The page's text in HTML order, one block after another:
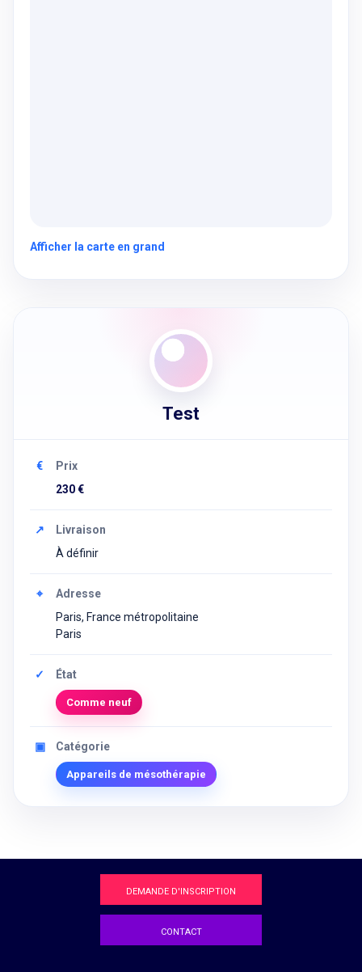
Afficher la carte en grand
Test
€
Prix
230 €
↗
Livraison
À définir
⌖
Adresse
Paris, France métropolitaine
Paris
✓ État
Comme neuf
▣ Catégorie
Appareils de mésothérapie
DEMANDE D'INSCRIPTION
CONTACT